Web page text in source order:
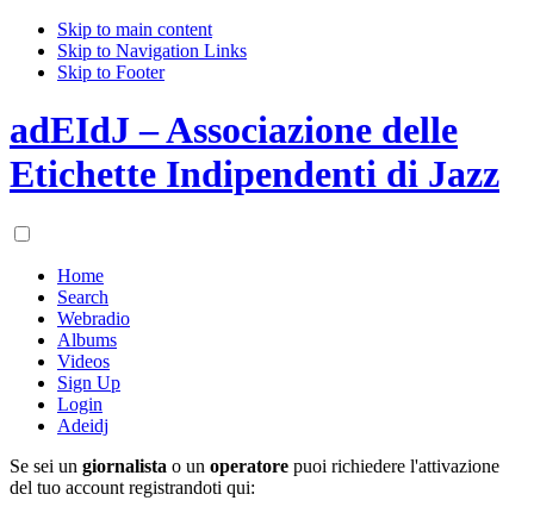
Skip to main content
Skip to Navigation Links
Skip to Footer
adEIdJ – Associazione delle
Etichette Indipendenti di Jazz
Home
Search
Webradio
Albums
Videos
Sign Up
Login
Adeidj
Se sei un giornalista o un operatore puoi richiedere l'attivazione
del tuo account registrandoti qui: